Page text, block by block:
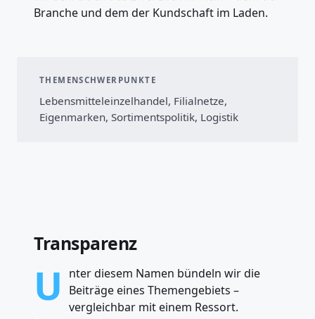
Branche und dem der Kundschaft im Laden.
THEMENSCHWERPUNKTE
Lebensmitteleinzelhandel, Filialnetze,
Eigenmarken, Sortimentspolitik, Logistik
Transparenz
U
nter diesem Namen bündeln wir die
Beiträge eines Themengebiets –
vergleichbar mit einem Ressort.